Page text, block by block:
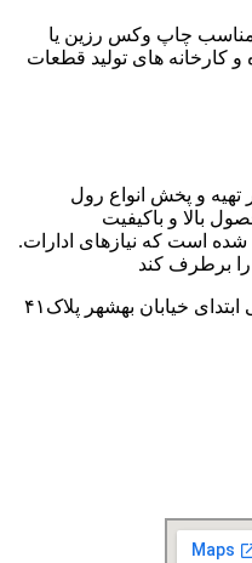
ریبون مناسب چاپ وکس رزین یا
و کارخانه های تولید قطعات
سابقه در تهیه و پخش انواع رول
بالا و باکیفیت
است که نیازهای ادارات.
را برطرف کند
خیابان بهشهر پلاک۴۱